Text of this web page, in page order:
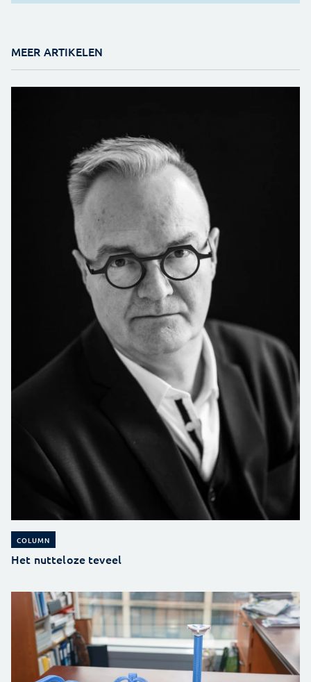
MEER ARTIKELEN
COLUMN
Het nutteloze teveel